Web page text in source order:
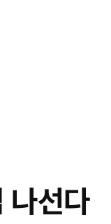
나선다